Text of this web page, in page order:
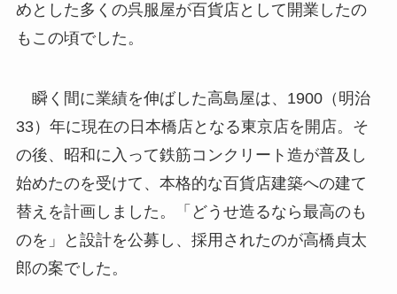
めとした多くの呉服屋が百貨店として開業したの
もこの頃でした。
瞬く間に業績を伸ばした高島屋は、1900（明治
33）年に現在の日本橋店となる東京店を開店。そ
の後、昭和に入って鉄筋コンクリート造が普及し
始めたのを受けて、本格的な百貨店建築への建て
替えを計画しました。「どうせ造るなら最高のも
のを」と設計を公募し、採用されたのが高橋貞太
郎の案でした。